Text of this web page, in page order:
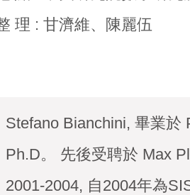
理 : 甘濟維、陳麗伍
Stefano Bianchini, 畢業於
Ph.D。 先後受聘於 Max
2001-2004, 自2004年為